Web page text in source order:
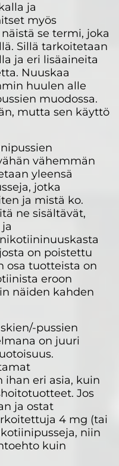
ja
myös
se termi, joka
Sillä tarkoitetaan
ja eri lisäaineita
Nuuskaa
huulen alle
muodossa.
mutta sen käyttö
vähemmän
yleensä
jotka
ja mistä ko.
ne sisältävät,
on poistettu
osa tuotteista on
eroon
näiden kahden
pussien
on juuri
eri asia, kuin
Jos
ja ostat
4 mg (tai
niin
kuin